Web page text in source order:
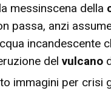
messinscena della
passa, anzi
incandescente
del vulcano